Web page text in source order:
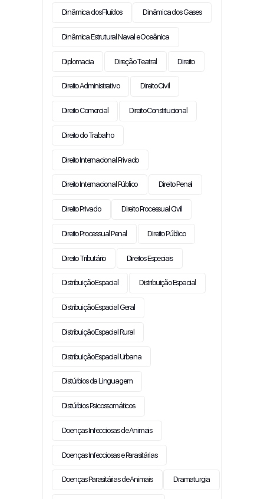
Dinâmica dos Fluídos Dinâmica dos Gases
Dinâmica Estrutural Naval e Oceânica
Diplomacia Direção Teatral Direito
Direito Administrativo Direito Civil
Direito Comercial Direito Constitucional
Direito do Trabalho
Direito Internacional Privado
Direito Internacional Público Direito Penal
Direito Privado Direito Processual Civil
Direito Processual Penal Direito Público
Direito Tributário Direitos Especiais
Distribuição Espacial Distribuição Espacial
Distribuição Espacial Geral
Distribuição Espacial Rural
Distribuição Espacial Urbana
Distúrbios da Linguagem
Distúrbios Psicossomáticos
Doenças Infecciosas de Animais
Doenças Infecciosas e Parasitárias
Doenças Parasitárias de Animais Dramaturgia